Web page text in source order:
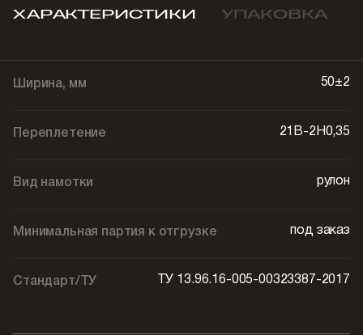
ХАРАКТЕРИСТИКИ УПАКОВКА
Ширина, мм 50±2
Переплетение 21В-2Н0,35
Вид намотки рулон
Минимальная партия к отгрузке под заказ
Стандарт/ТУ ТУ 13.96.16-005-00323387-2017